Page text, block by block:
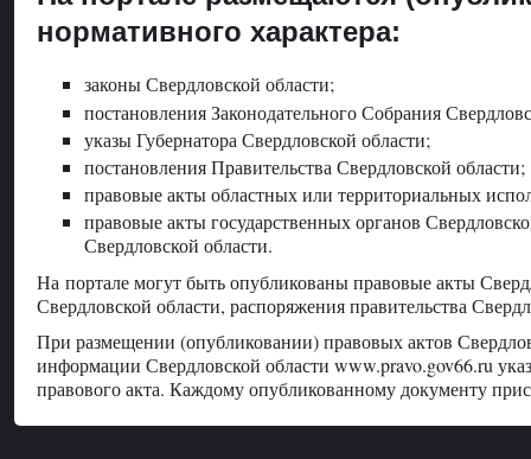
нормативного характера:
законы Свердловской области;
постановления Законодательного Собрания
указы Губернатора Свердловской области;
постановления Правительства Свердловской области;
правовые акты областных или территориальных
правовые акты государственных органов
Свердловской области.
На портале могут быть опубликованы правовые акты
Свердловской области, распоряжения правительства
При размещении (опубликовании) правовых актов
информации Свердловской области www.pravo.gov66.ru
правового акта. Каждому опубликованному документу